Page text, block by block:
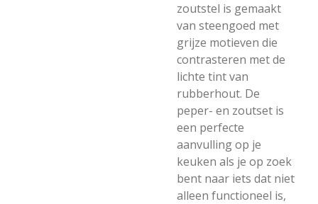
zoutstel is gemaakt
van steengoed met
grijze motieven die
contrasteren met de
lichte tint van
rubberhout. De
peper- en zoutset is
een perfecte
aanvulling op je
keuken als je op zoek
bent naar iets dat niet
alleen functioneel is,